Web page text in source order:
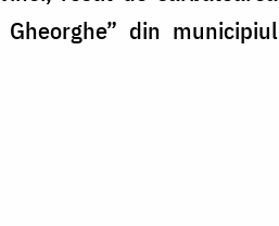
din municipiul